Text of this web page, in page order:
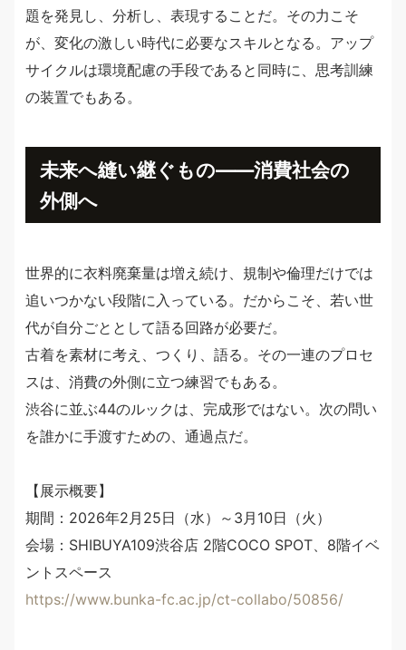
題を発見し、分析し、表現することだ。その力こそ
が、変化の激しい時代に必要なスキルとなる。アップ
サイクルは環境配慮の手段であると同時に、思考訓練
の装置でもある。
未来へ縫い継ぐもの――消費社会の
外側へ
世界的に衣料廃棄量は増え続け、規制や倫理だけでは
追いつかない段階に入っている。だからこそ、若い世
代が自分ごととして語る回路が必要だ。
古着を素材に考え、つくり、語る。その一連のプロセ
スは、消費の外側に立つ練習でもある。
渋谷に並ぶ44のルックは、完成形ではない。次の問い
を誰かに手渡すための、通過点だ。
【展示概要】
期間：2026年2月25日（水）～3月10日（火）
会場：SHIBUYA109渋谷店 2階COCO SPOT、8階イベ
ントスペース
https://www.bunka-fc.ac.jp/ct-collabo/50856/